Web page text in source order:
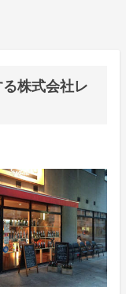
株式会社レ